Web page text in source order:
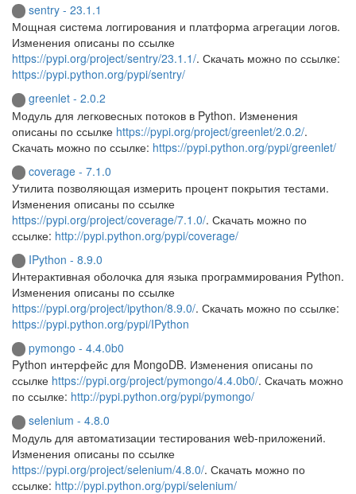
sentry - 23.1.1
Мощная система логгирования и платформа агрегации логов.
Изменения описаны по ссылке
https://pypi.org/project/sentry/23.1.1/. Скачать можно по ссылке:
https://pypi.python.org/pypi/sentry/
greenlet - 2.0.2
Модуль для легковесных потоков в Python. Изменения
описаны по ссылке https://pypi.org/project/greenlet/2.0.2/.
Скачать можно по ссылке: https://pypi.python.org/pypi/greenlet/
coverage - 7.1.0
Утилита позволяющая измерить процент покрытия тестами.
Изменения описаны по ссылке
https://pypi.org/project/coverage/7.1.0/. Скачать можно по
ссылке: http://pypi.python.org/pypi/coverage/
IPython - 8.9.0
Интерактивная оболочка для языка программирования Python.
Изменения описаны по ссылке
https://pypi.org/project/ipython/8.9.0/. Скачать можно по ссылке:
https://pypi.python.org/pypi/IPython
pymongo - 4.4.0b0
Python интерфейс для MongoDB. Изменения описаны по
ссылке https://pypi.org/project/pymongo/4.4.0b0/. Скачать можно
по ссылке: http://pypi.python.org/pypi/pymongo/
selenium - 4.8.0
Модуль для автоматизации тестирования web-приложений.
Изменения описаны по ссылке
https://pypi.org/project/selenium/4.8.0/. Скачать можно по
ссылке: http://pypi.python.org/pypi/selenium/